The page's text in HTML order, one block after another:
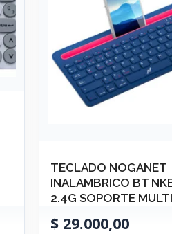
TECLADO NOGANET
INALAMBRICO BT
2.4G SOPORTE
$ 29.000,00